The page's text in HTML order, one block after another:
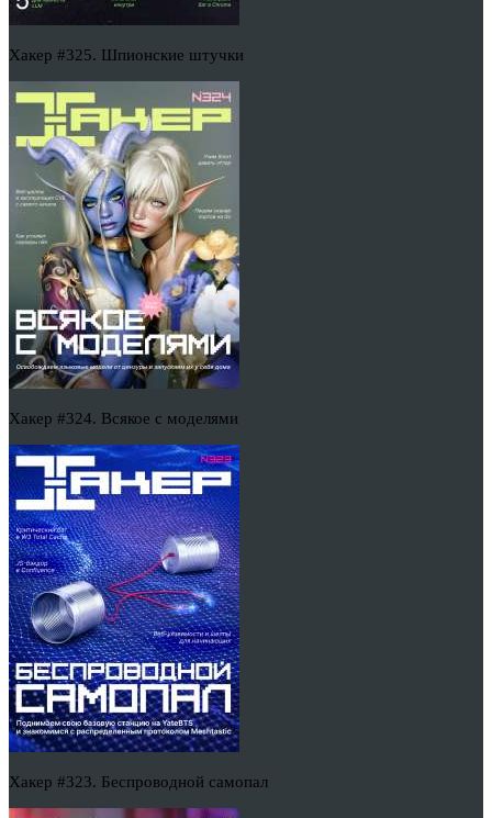
Хакер #325. Шпионские штучки
Хакер #324. Всякое с моделями
Хакер #323. Беспроводной самопал